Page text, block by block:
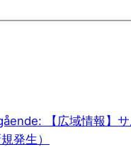
【広域情報】
発生）